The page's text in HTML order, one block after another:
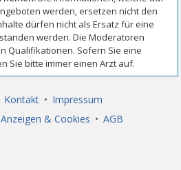
Kontakt • Impressum
Anzeigen & Cookies • AGB